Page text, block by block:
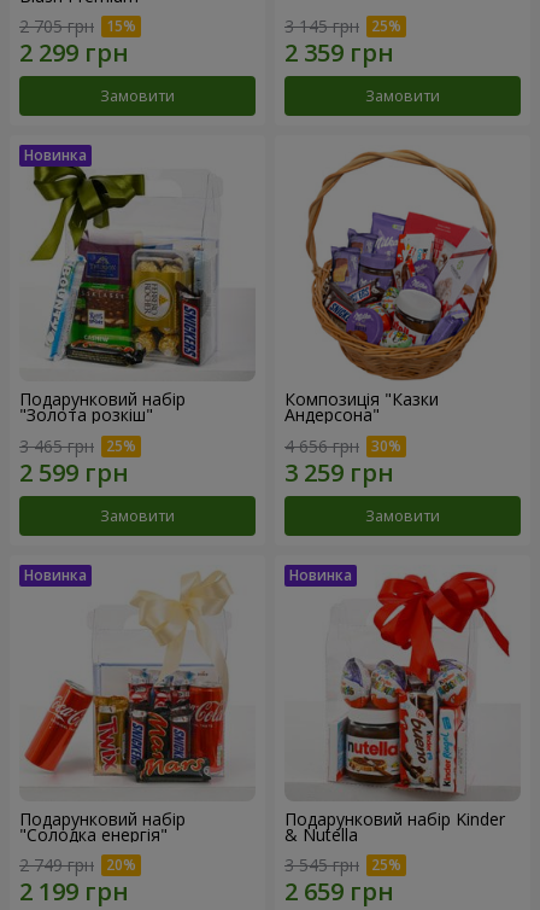
2 705 грн
Замовити
3 145 грн
Замовити
Подарунковий набір
"Золота розкіш"
3 465 грн
Замовити
Композиція "Казки
Андерсона"
4 656 грн
Замовити
Подарунковий набір
"Солодка енергія"
2 749 грн
Подарунковий набір Kinder
& Nutella
3 545 грн